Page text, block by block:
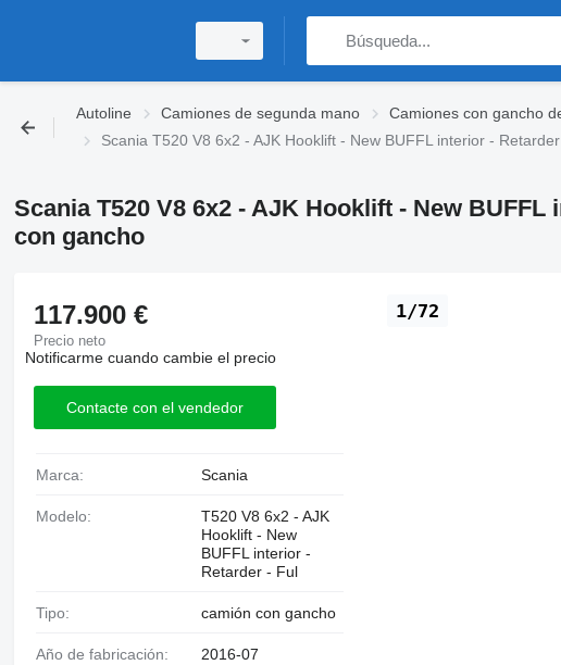
Autoline Camiones de segunda mano Camiones con gancho
Scania T520 V8 6x2 - AJK Hooklift - New BUFFL interior -
Scania T520 V8 6x2 - AJK Hooklift - New
con gancho
1/72
117.900 €
Precio neto
Notificarme cuando cambie el precio
Contacte con el vendedor
Marca: Scania
Modelo:
T520 V8 6x2 - AJK
Hooklift - New
BUFFL interior -
Retarder - Ful
Tipo: camión con gancho
Año de fabricación: 2016-07